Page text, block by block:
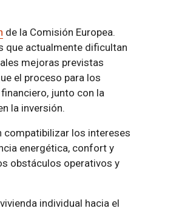
de la Comisión Europea.
que actualmente dificultan
mejoras previstas
el proceso para los
junto con la
la inversión.
compatibilizar los intereses
energética, confort y
obstáculos operativos y
individual hacia el